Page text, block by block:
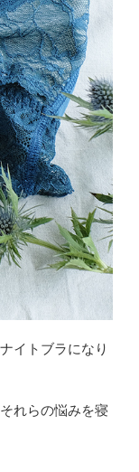
イトブラになり
れらの悩みを寝